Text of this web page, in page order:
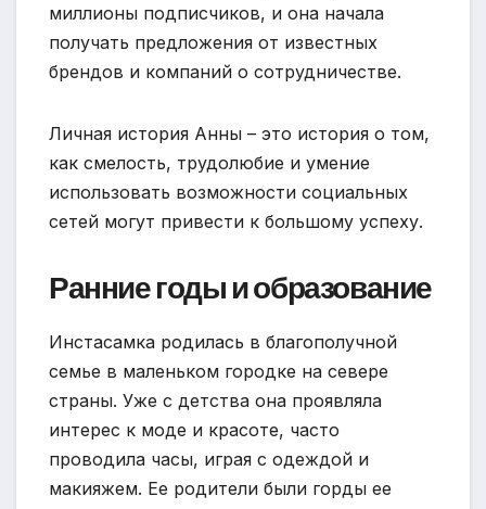
миллионы подписчиков, и она начала
получать предложения от известных
брендов и компаний о сотрудничестве.
Личная история Анны – это история о том,
как смелость, трудолюбие и умение
использовать возможности социальных
сетей могут привести к большому успеху.
Ранние годы и образование
Инстасамка родилась в благополучной
семье в маленьком городке на севере
страны. Уже с детства она проявляла
интерес к моде и красоте, часто
проводила часы, играя с одеждой и
макияжем. Ее родители были горды ее